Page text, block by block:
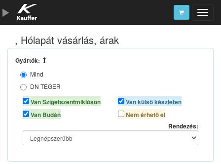
Szerszámkatalógus
Kosár
Alkatrészek
, Hólapát vásárlás, árak
Gyártók:
Mind
DN TEGER
MAX
Van Szigetszentmiklóson
Van Budán
Van külső készleten
Nem érhető el
Rendezés: